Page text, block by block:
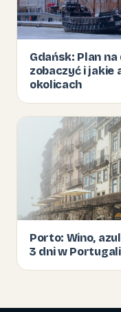
Gdańsk: Plan
zobaczyć i jakie
okolicach
Porto: Wino,
3 dni w